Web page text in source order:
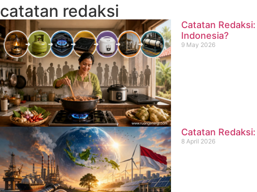
catatan redaksi
Catatan
Indonesia?
9 May 2026
Catatan
8 April 2026